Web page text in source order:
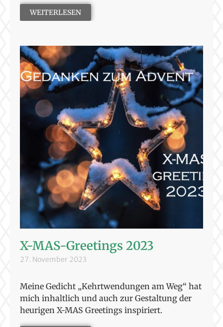
WEITERLESEN
X-MAS-Greetings 2023
27. November 2023
Meine Gedicht „Kehrtwendungen am Weg“ hat
mich inhaltlich und auch zur Gestaltung der
heurigen X-MAS Greetings inspiriert.